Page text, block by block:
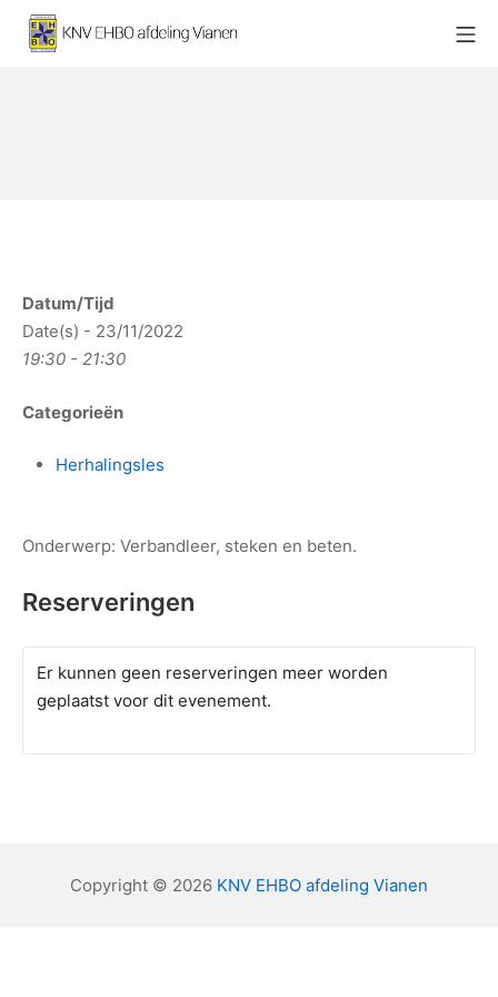
naar
Datum/Tijd
Date(s) - 23/11/2022
19:30 - 21:30
Categorieën
Herhalingsles
Onderwerp: Verbandleer, steken en beten.
Reserveringen
Er kunnen geen reserveringen meer worden
geplaatst voor dit evenement.
Copyright © 2026 KNV EHBO afdeling Vianen